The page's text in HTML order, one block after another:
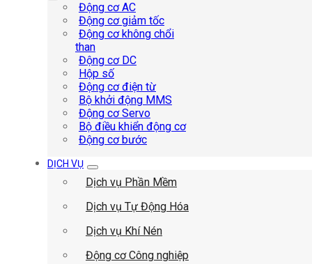
Động cơ AC
Động cơ giảm tốc
Động cơ không chổi
than
Động cơ DC
Hộp số
Động cơ điện từ
Bộ khởi động MMS
Động cơ Servo
Bộ điều khiển động cơ
Động cơ bước
DỊCH VỤ
Dịch vụ Phần Mềm
Dịch vụ Tự Động Hóa
Dịch vụ Khí Nén
Động cơ Công nghiệp